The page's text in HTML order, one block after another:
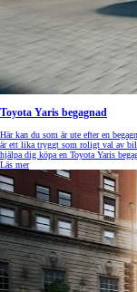
Toyota Yaris begagnad
Här kan du som är ute efter en
är ett lika tryggt som roligt val av
hjälpa dig köpa en Toyota Yaris
Läs mer